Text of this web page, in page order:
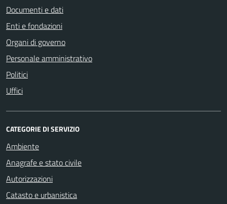
Documenti e dati
Enti e fondazioni
Organi di governo
Personale amministrativo
Politici
Uffici
CATEGORIE DI SERVIZIO
Ambiente
Anagrafe e stato civile
Autorizzazioni
Catasto e urbanistica